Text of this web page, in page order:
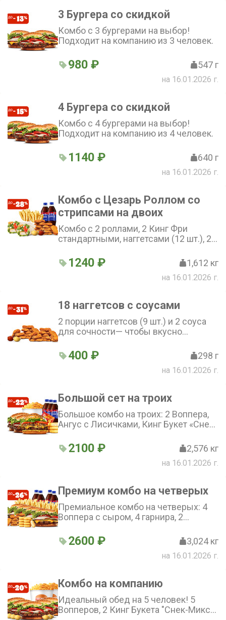
3 Бургера со скидкой
Комбо с 3 бургерами на выбор!
Подходит на компанию из 3 человек.
980 ₽ 547 г
на 16.01.2026 г.
4 Бургера со скидкой
Комбо с 4 бургерами на выбор!
Подходит на компанию из 4 человек.
1140 ₽ 640 г
на 16.01.2026 г.
Комбо с Цезарь Роллом со
стрипсами на двоих
Комбо с 2 роллами, 2 Кинг Фри
стандартными, наггетсами (12 шт.), 2
1240 ₽ 1,612 кг
на 16.01.2026 г.
18 наггетсов с соусами
2 порции наггетсов (9 шт.) и 2 соуса
для сочности— чтобы вкусно
просто побаловать себя. Золотистые,
сочные, любимые — всё, как ты
любишь, и по выгодной цене!
400 ₽ 298 г
на 16.01.2026 г.
Большой сет на троих
Большое комбо на троих: 2 Воппера,
Ангус с Лисичками, Кинг Букет «Снек-
приправа для остроты вкуса!
2100 ₽ 2,576 кг
на 16.01.2026 г.
Премиум комбо на четверых
Премиальное комбо на четверых: 4
Воппера с сыром, 4 гарнира, 2
напитка.
2600 ₽ 3,024 кг
на 16.01.2026 г.
Комбо на компанию
Идеальный обед на 5 человек! 5
Вопперов, 2 Кинг Букета "Снек-Микс"